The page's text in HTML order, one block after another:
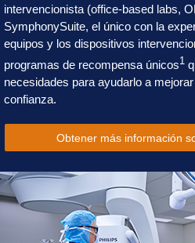
intervencionista (office-based labs,
SymphonySuite, el único con la
equipos y los dispositivos
programas de recompensa únicos1
necesidades para ayudarlo a
confianza.
Obtener más información